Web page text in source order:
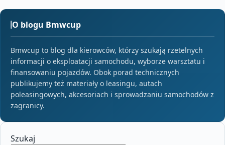
O blogu Bmwcup
Bmwcup to blog dla kierowców, którzy szukają rzetelnych
informacji o eksploatacji samochodu, wyborze warsztatu i
finansowaniu pojazdów. Obok porad technicznych
publikujemy też materiały o leasingu, autach
poleasingowych, akcesoriach i sprowadzaniu samochodów z
zagranicy.
Szukaj